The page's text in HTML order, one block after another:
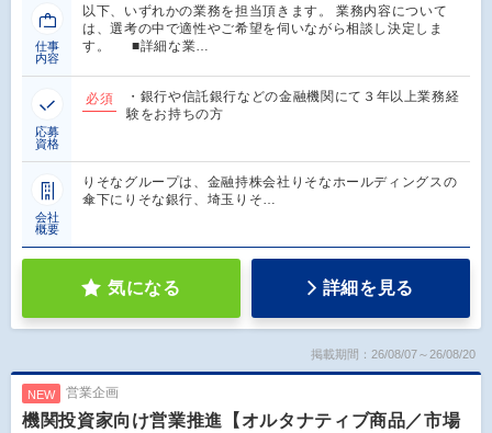
仕事
内容
以下、いずれかの業務を担当頂きます。 業務内容について
は、選考の中で適性やご希望を伺いながら相談し決定しま
す。 ■詳細な業…
応募
資格
必須
・銀行や信託銀行などの金融機関にて３年以上業務経
験をお持ちの方
会社
概要
りそなグループは、金融持株会社りそなホールディングスの
傘下にりそな銀行、埼玉りそ…
気になる 詳細を見る
掲載期間：26/08/07～26/08/20
NEW 営業企画
機関投資家向け営業推進【オルタナティブ商品／市場